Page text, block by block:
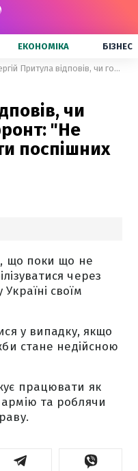
ЕКОНОМІКА БІЗНЕС
Сергій Притула відповів, чи готовий піти на фронт: "Не потрібно приймати поспішних рішень"
чи
"Не
поспішних
що поки що не
через
своїм
у випадку, якщо
стане недійсною
працювати як
та роблячи